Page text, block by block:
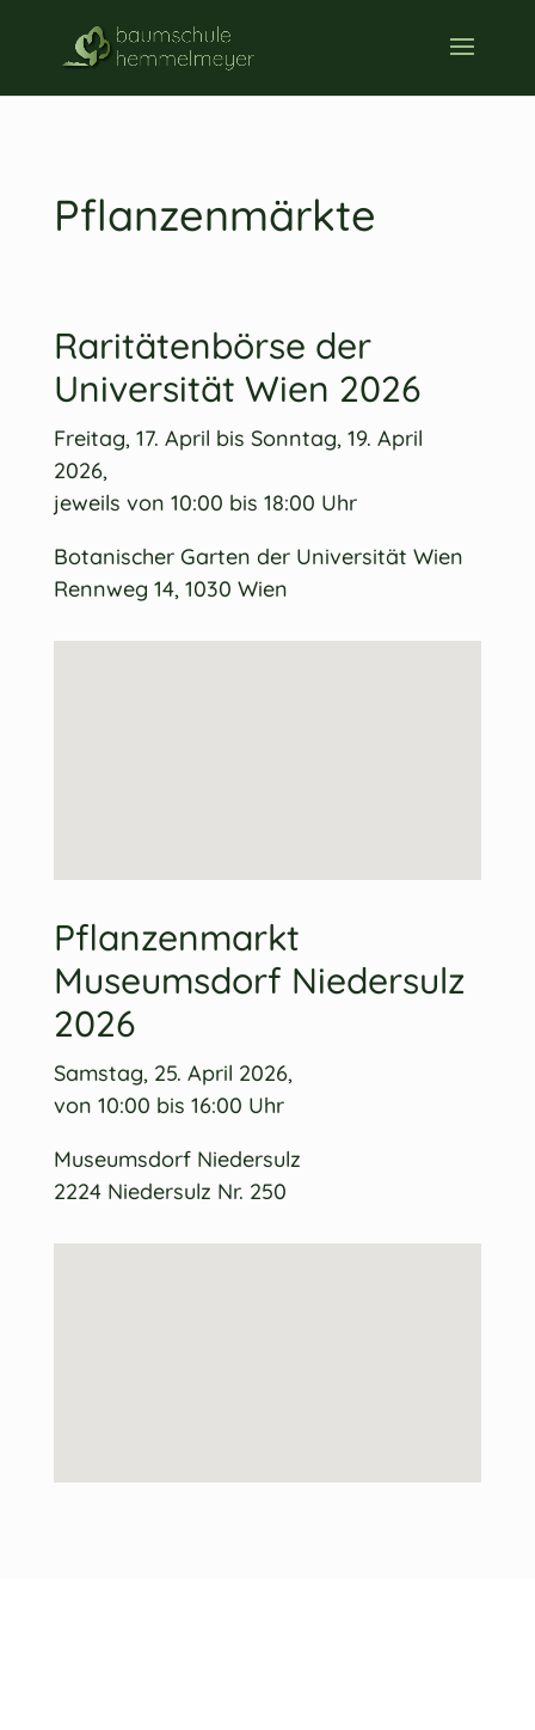
Pflanzenmärkte
Raritätenbörse der
Universität Wien 2026
Freitag, 17. April bis Sonntag, 19. April
2026,
jeweils von 10:00 bis 18:00 Uhr
Botanischer Garten der Universität Wien
Rennweg 14, 1030 Wien
Pflanzenmarkt
Museumsdorf Niedersulz
2026
Samstag, 25. April 2026,
von 10:00 bis 16:00 Uhr
Museumsdorf Niedersulz
2224 Niedersulz Nr. 250